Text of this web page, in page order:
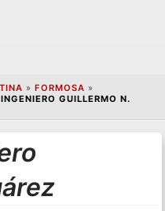
» FORMOSA »
INGENIERO GUILLERMO N.